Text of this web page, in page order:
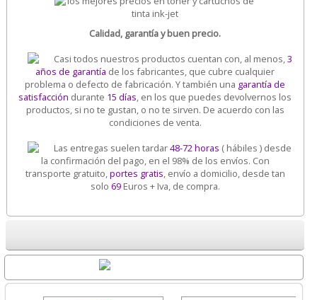
Calidad, garantía y buen precio.
Casi todos nuestros productos cuentan con, al menos,3
años de garantía de los fabricantes, que cubre cualquier
problema o defecto de fabricación. Y también una garantía de
satisfacción durante 15 días, en los que puedes devolvernos los
productos, si no te gustan, o no te sirven. De acuerdo con las
condiciones de venta.
Las entregas suelen tardar48-72 horas ( hábiles ) desde
la confirmación del pago, en el 98% de los envíos. Con
transporte gratuito,portes gratis, envío a domicilio, desde tan
solo 69Euros + Iva, de compra.